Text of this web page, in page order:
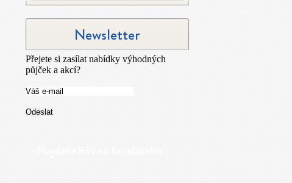
Newsletter
Přejete si zasílat nabídky výhodných
půjček a akcí?